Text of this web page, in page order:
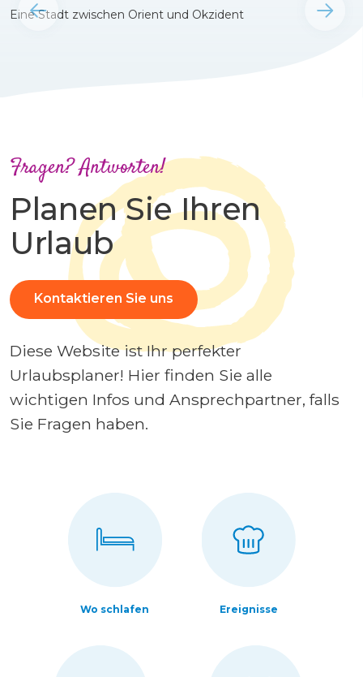
Eine Stadt zwischen Orient und Okzident
Fragen? Antworten!
Planen Sie Ihren
Urlaub
Kontaktieren Sie uns
Diese Website ist Ihr perfekter
Urlaubsplaner! Hier finden Sie alle
wichtigen Infos und Ansprechpartner, falls
Sie Fragen haben.
Wo schlafen Ereignisse